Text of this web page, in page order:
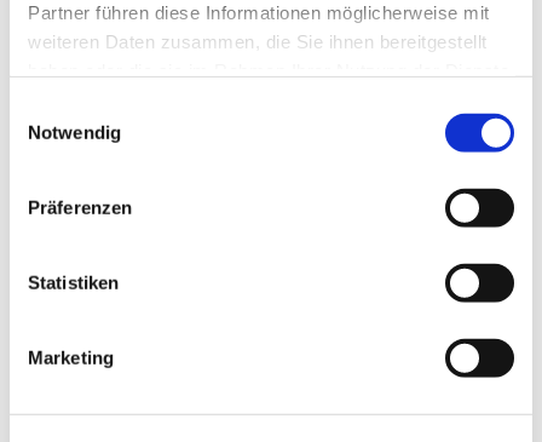
Partner führen diese Informationen möglicherweise mit
weiteren Daten zusammen, die Sie ihnen bereitgestellt
Notwendig
Präferenzen
Statistiken
Marketing
Dies könnte Sie auch